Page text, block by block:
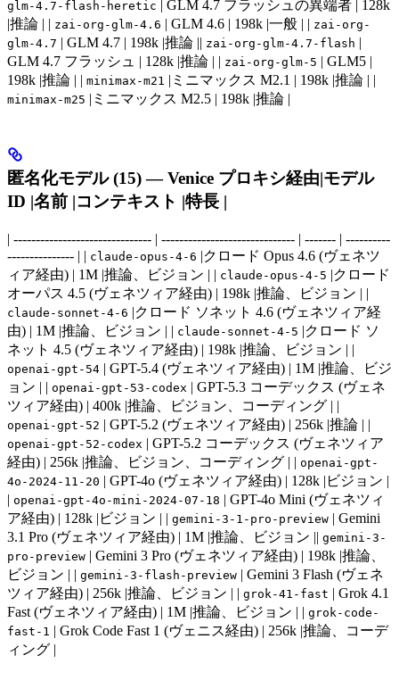
glm-4.7-flash-heretic
| GLM 4.7 フラッシュの異端者 | 128k
|推論 | | zai-org-glm-4.6 | GLM 4.6 | 198k |一般 | | zai-org-
glm-4.7 | GLM 4.7 | 198k |推論 || zai-org-glm-4.7-flash |
GLM 4.7 フラッシュ | 128k |推論 | | zai-org-glm-5 | GLM5 |
198k |推論 | | minimax-m21 |ミニマックス M2.1 | 198k |推論 | |
minimax-m25 |ミニマックス M2.5 | 198k |推論 |
匿名化モデル (15) — Venice プロキシ経由|モデル
ID |名前 |コンテキスト |特長 |
| ------------------------------- | ------------------------------ | ------- | ----------
--------------- | | claude-opus-4-6 |クロード Opus 4.6 (ヴェネツ
ィア経由) | 1M |推論、ビジョン | | claude-opus-4-5 |クロード
オーパス 4.5 (ヴェネツィア経由) | 198k |推論、ビジョン | |
claude-sonnet-4-6 |クロード ソネット 4.6 (ヴェネツィア経
由) | 1M |推論、ビジョン | | claude-sonnet-4-5 |クロード ソ
ネット 4.5 (ヴェネツィア経由) | 198k |推論、ビジョン | |
openai-gpt-54 | GPT-5.4 (ヴェネツィア経由) | 1M |推論、ビジ
ョン | | openai-gpt-53-codex | GPT-5.3 コーデックス (ヴェネ
ツィア経由) | 400k |推論、ビジョン、コーディング | |
openai-gpt-52 | GPT-5.2 (ヴェネツィア経由) | 256k |推論 | |
openai-gpt-52-codex | GPT-5.2 コーデックス (ヴェネツィア
経由) | 256k |推論、ビジョン、コーディング | | openai-gpt-
4o-2024-11-20 | GPT-4o (ヴェネツィア経由) | 128k |ビジョン |
| openai-gpt-4o-mini-2024-07-18 | GPT-4o Mini (ヴェネツィ
ア経由) | 128k |ビジョン | | gemini-3-1-pro-preview | Gemini
3.1 Pro (ヴェネツィア経由) | 1M |推論、ビジョン || gemini-3-
pro-preview | Gemini 3 Pro (ヴェネツィア経由) | 198k |推論、
ビジョン | | gemini-3-flash-preview | Gemini 3 Flash (ヴェネ
ツィア経由) | 256k |推論、ビジョン | | grok-41-fast | Grok 4.1
Fast (ヴェネツィア経由) | 1M |推論、ビジョン | | grok-code-
fast-1 | Grok Code Fast 1 (ヴェニス経由) | 256k |推論、コーデ
ィング |